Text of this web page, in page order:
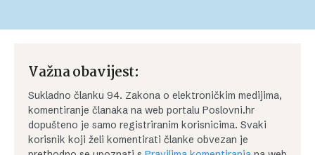
Važna obavijest:
Sukladno članku 94. Zakona o elektroničkim medijima,
komentiranje članaka na web portalu Poslovni.hr
dopušteno je samo registriranim korisnicima. Svaki
korisnik koji želi komentirati članke obvezan je